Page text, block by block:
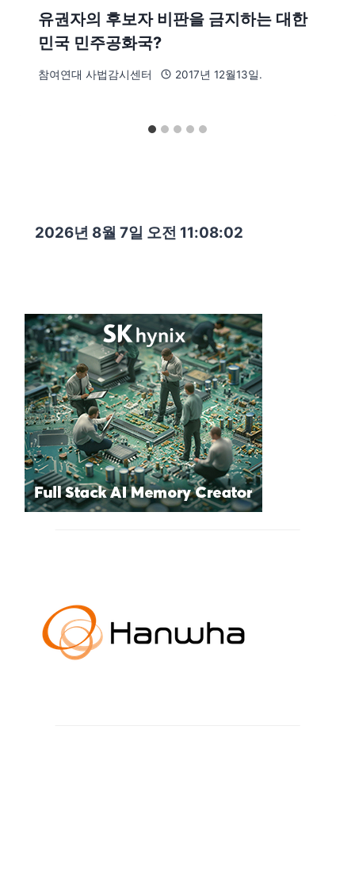
유권자의 후보자 비판을 금지하는 대한
민국 민주공화국?
참여연대 사법감시센터 2017년 12월13일.
2026년 8월 7일 오전 11:08:04